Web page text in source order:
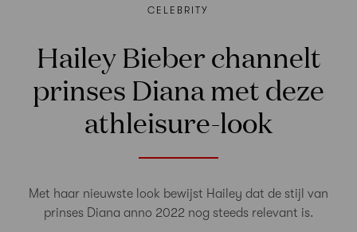
CELEBRITY
Hailey Bieber channelt
prinses Diana met deze
athleisure-look
Met haar nieuwste look bewijst Hailey dat de stijl van
prinses Diana anno 2022 nog steeds relevant is.